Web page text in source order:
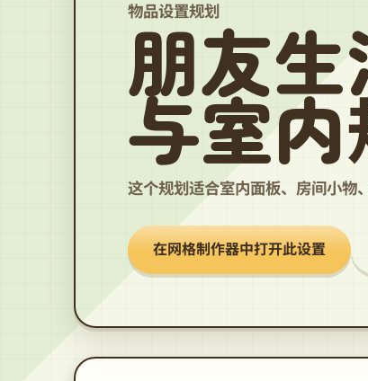
物品设置规划
朋友
与室
这个规划适合室内面板、房间小物
在网格制作器中打开此设置